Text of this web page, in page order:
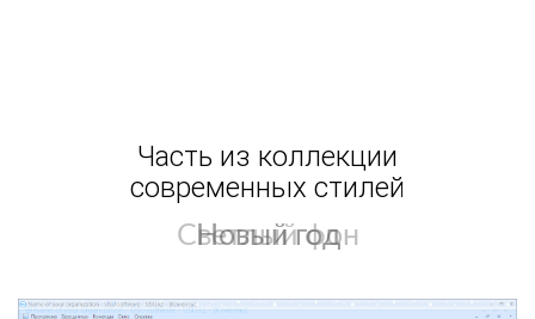
Часть из коллекции
современных стилей
Светлый фон